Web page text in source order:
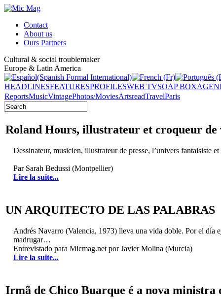
Contact
About us
Ours Partners
Cultural & social troublemaker
Europe & Latin America
HEADLINESFEATURESPROFILESWEB TVSOAP BOX
ReportsMusicVintagePhotos/MoviesArtsreadTravelParis
Roland Hours, illustrateur et croqueur de
Dessinateur, musicien, illustrateur de presse, l’univers fantaisiste
Par Sarah Bedussi (Montpellier)
Lire la suite...
UN ARQUITECTO DE LAS PALABRAS
Andrés Navarro (Valencia, 1973) lleva una vida doble. Por el día
madrugar…
Entrevistado para Micmag.net por Javier Molina (Murcia)
Lire la suite...
Irmã de Chico Buarque é a nova